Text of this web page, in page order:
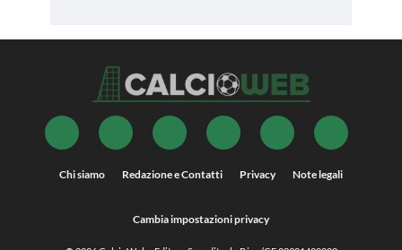
Chi siamo Redazione e Contatti Privacy Note legali
Cambia impostazioni privacy